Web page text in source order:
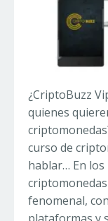
¿CriptoBuzz
quienes
curso de
hablar… En
fenomenal,